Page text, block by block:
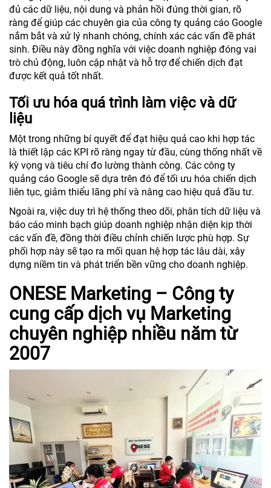
đủ các dữ liệu, nội dung và phản hồi đúng thời gian, rõ
ràng để giúp các chuyên gia của công ty quảng cáo Google
nắm bắt và xử lý nhanh chóng, chính xác các vấn đề phát
sinh. Điều này đồng nghĩa với việc doanh nghiệp đóng vai
trò chủ động, luôn cập nhật và hỗ trợ để chiến dịch đạt
được kết quả tốt nhất.
Tối ưu hóa quá trình làm việc và dữ
liệu
Một trong những bí quyết để đạt hiệu quả cao khi hợp tác
là thiết lập các KPI rõ ràng ngay từ đầu, cùng thống nhất về
kỳ vọng và tiêu chí đo lường thành công. Các công ty
quảng cáo Google sẽ dựa trên đó để tối ưu hóa chiến dịch
liên tục, giảm thiểu lãng phí và nâng cao hiệu quả đầu tư.
Ngoài ra, việc duy trì hệ thống theo dõi, phân tích dữ liệu và
báo cáo minh bạch giúp doanh nghiệp nhận diện kịp thời
các vấn đề, đồng thời điều chỉnh chiến lược phù hợp. Sự
phối hợp này sẽ tạo ra mối quan hệ hợp tác lâu dài, xây
dựng niềm tin và phát triển bền vững cho doanh nghiệp.
ONESE Marketing – Công ty
cung cấp dịch vụ Marketing
chuyên nghiệp nhiều năm từ
2007